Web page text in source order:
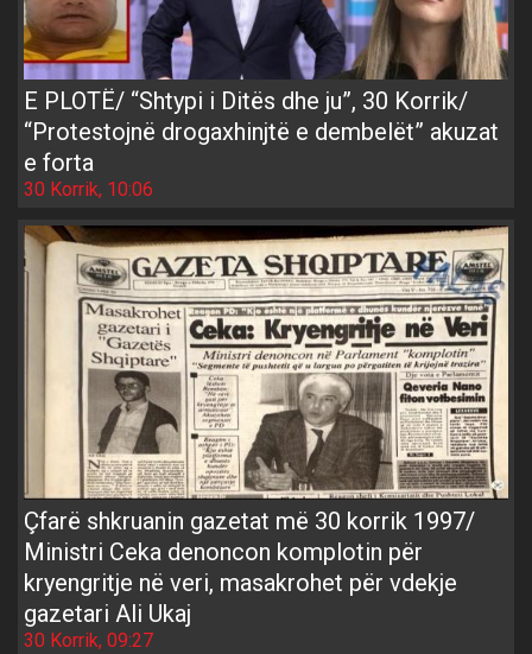
E PLOTË/ “Shtypi i Ditës dhe ju”, 30 Korrik/
“Protestojnë drogaxhinjtë e dembelët” akuzat
e forta
30 Korrik, 10:06
Çfarë shkruanin gazetat më 30 korrik 1997/
Ministri Ceka denoncon komplotin për
kryengritje në veri, masakrohet për vdekje
gazetari Ali Ukaj
30 Korrik, 09:27